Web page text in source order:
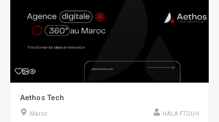
Aethos Tech
Maroc HALA FTOUH